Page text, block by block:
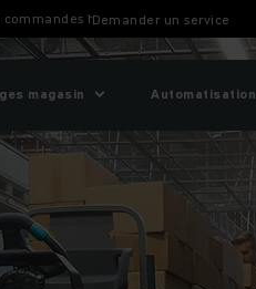
commandes horizontaux
Demander un service
magasin Automatisation